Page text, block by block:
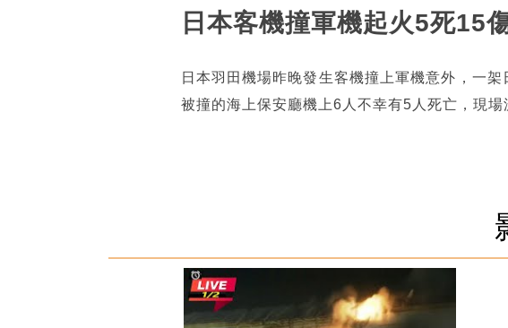
日本客機撞軍機起火5死15
日本羽田機場昨晚發生客機撞上軍機意外，一
被撞的海上保安廳機上6人不幸有5人死亡，現